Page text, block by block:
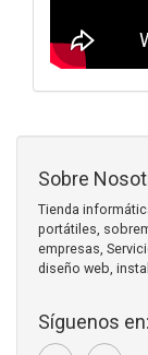
Sobre
Tienda
portátiles,
empresas,
diseño web,
Síguenos en: